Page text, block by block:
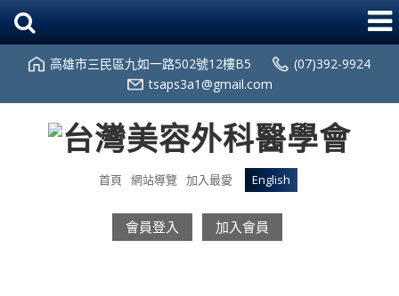
高雄市三民區九如一路502號12樓B5
(07)392-9924
tsaps3a1@gmail.com
首頁 網站導覽 加入最愛 English
會員登入 加入會員